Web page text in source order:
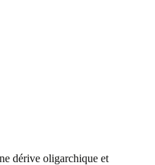
dérive oligarchique et